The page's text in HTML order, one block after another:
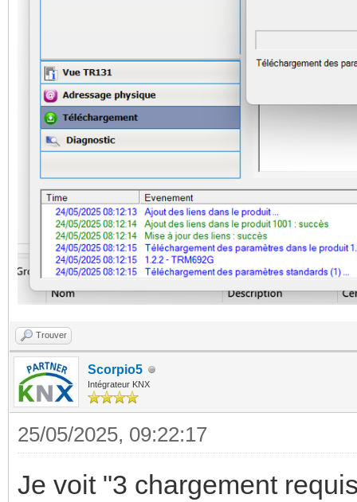
Trouver
Scorpio5
Intégrateur KNX
25/05/2025, 09:22:17
Je voit "3 chargement